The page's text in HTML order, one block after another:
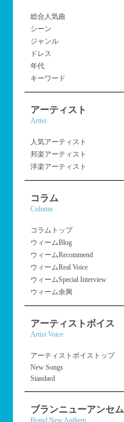
総合人気曲
シーン
ジャンル
ドレス
年代
キーワード
アーティスト
Artist
人気アーティスト
邦楽アーティスト
洋楽アーティスト
コラム
Column
コラムトップ
ウィームBlog
ウィームRecommend
ウィームReal Voice
ウィームSpecial Interview
ウィーム余興
アーティストボイス
Artist Voice
アーティストボイストップ
New Songs
Standard
ブランニューアンセム
Brand New Anthem